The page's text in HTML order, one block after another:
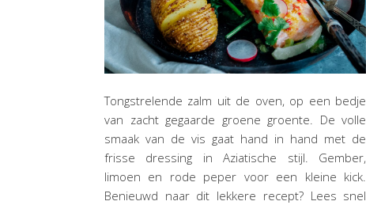
Tongstrelende zalm uit de oven, op een bedje
van zacht gegaarde groene groente. De volle
smaak van de vis gaat hand in hand met de
frisse dressing in Aziatische stijl. Gember,
limoen en rode peper voor een kleine kick.
Benieuwd naar dit lekkere recept? Lees snel